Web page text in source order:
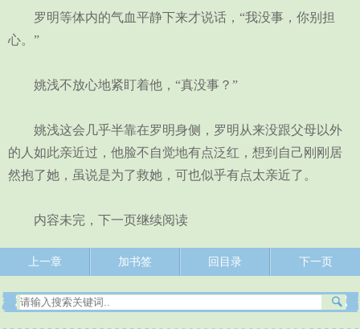
罗明等体内的气血平静下来才说话，“我没事，你别担
心。”
姚浅不放心地紧盯着他，“真没事？”
姚浅这会几乎半靠在罗明身侧，罗明从来没跟父母以外
的人如此亲近过，他脸不自觉地有点泛红，想到自己刚刚居
然抱了她，虽说是为了救她，可也似乎有点太亲近了。
内容未完，下一页继续阅读
上一章 加书签 回目录 下一页